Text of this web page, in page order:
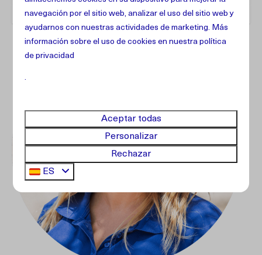
navegación por el sitio web, analizar el uso del sitio web y
ayudarnos con nuestras actividades de marketing. Más
información sobre el uso de cookies ennuestra política
de privacidad
.
Aceptar todas
Personalizar
Rechazar
ES